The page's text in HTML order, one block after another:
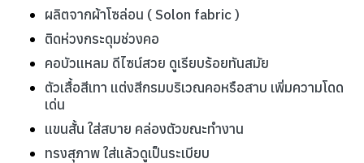
ผลิตจากผ้าโซล่อน ( Solon fabric )
ติดห่วงกระดุมช่วงคอ
คอบัวแหลม ดีไซน์สวย ดูเรียบร้อยทันสมัย
ตัวเสื้อสีเทา แต่งสีกรมบริเวณคอหรือสาบ เพิ่มความโดด
เด่น
แขนสั้น ใส่สบาย คล่องตัวขณะทำงาน
ทรงสุภาพ ใส่แล้วดูเป็นระเบียบ